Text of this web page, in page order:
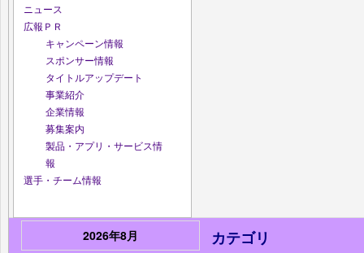
ニュース
広報ＰＲ
キャンペーン情報
スポンサー情報
タイトルアップデート
事業紹介
企業情報
募集案内
製品・アプリ・サービス情
報
選手・チーム情報
2026年8月
カテゴリ